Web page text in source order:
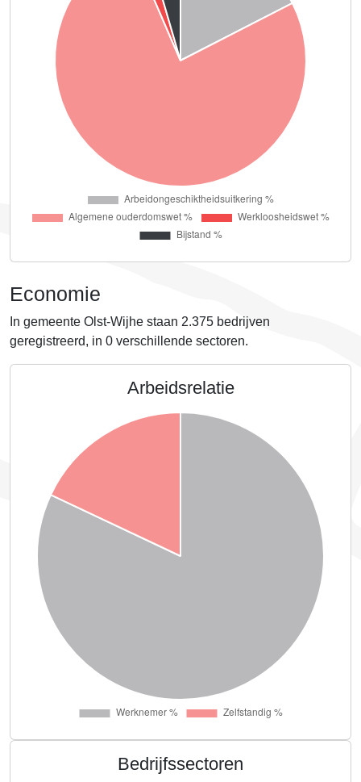
Economie
In gemeente Olst-Wijhe staan 2.375 bedrijven
geregistreerd, in 0 verschillende sectoren.
Arbeidsrelatie
Bedrijfssectoren